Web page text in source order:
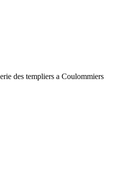
des templiers a Coulommiers